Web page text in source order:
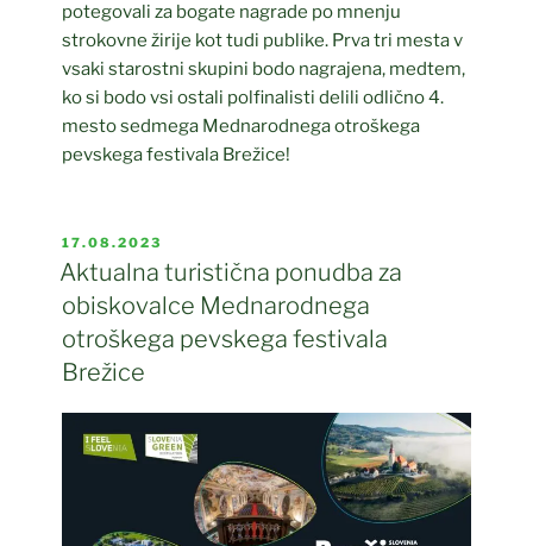
potegovali za bogate nagrade po mnenju
strokovne žirije kot tudi publike. Prva tri mesta v
vsaki starostni skupini bodo nagrajena, medtem,
ko si bodo vsi ostali polfinalisti delili odlično 4.
mesto sedmega Mednarodnega otroškega
pevskega festivala Brežice!
OBJAVLJENO
DNE
17.08.2023
Aktualna turistična ponudba za
obiskovalce Mednarodnega
otroškega pevskega festivala
Brežice